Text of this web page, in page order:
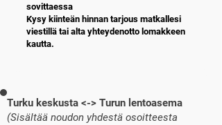
sovittaessa
Kysy kiinteän hinnan tarjous matkallesi
viestillä tai alta yhteydenotto lomakkeen
kautta.
Turku keskusta <-> Turun lentoasema
(Sisältää noudon yhdestä osoitteesta